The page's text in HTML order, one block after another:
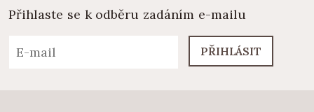
Přihlaste se k odběru zadáním e-mailu
PŘIHLÁSIT